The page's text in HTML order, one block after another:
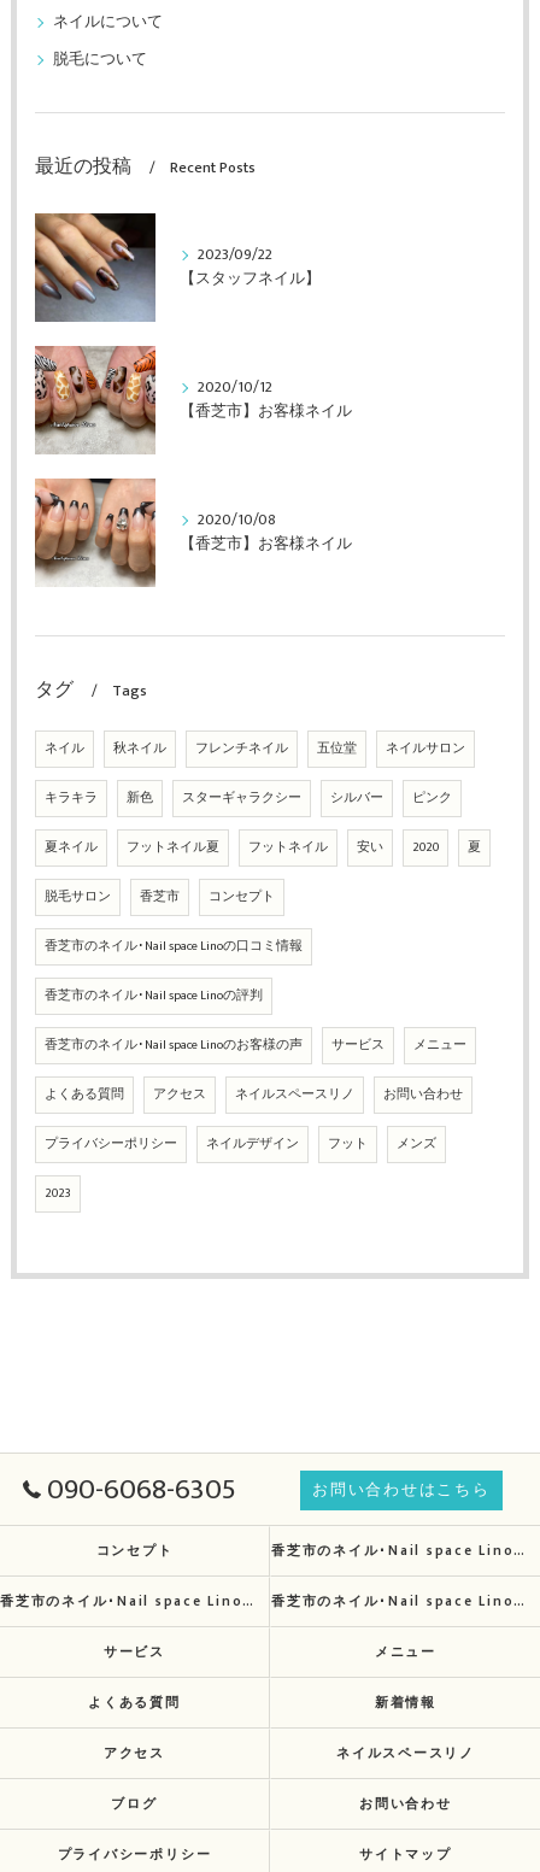
ネイルについて
脱毛について
最近の投稿 Recent Posts
2023/09/22
【スタッフネイル】
2020/10/12
【香芝市】お客様ネイル
2020/10/08
【香芝市】お客様ネイル
タグ Tags
ネイル 秋ネイル フレンチネイル 五位堂 ネイルサロン
キラキラ 新色 スターギャラクシー シルバー ピンク
夏ネイル フットネイル夏 フットネイル 安い 2020 夏
脱毛サロン 香芝市 コンセプト
香芝市のネイル･Nail space Linoの口コミ情報
香芝市のネイル･Nail space Linoの評判
香芝市のネイル･Nail space Linoのお客様の声 サービス メニュー
よくある質問 アクセス ネイルスペースリノ お問い合わせ
プライバシーポリシー ネイルデザイン フット メンズ
2023
090-6068-6305 お問い合わせはこちら
コンセプト 香芝市のネイル･Nail space Linoの口コミ情報
香芝市のネイル･Nail space Linoの評判 香芝市のネイル･Nail space Linoのお客様の声
サービス メニュー
よくある質問 新着情報
アクセス ネイルスペースリノ
ブログ お問い合わせ
プライバシーポリシー サイトマップ